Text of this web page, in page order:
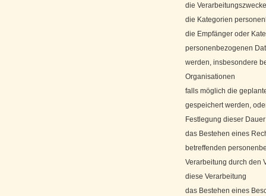
die Verarbeitungszwecke
die Kategorien
die Empfänger oder
personenbezogenen
werden, insbesondere
Organisationen
falls möglich die
gespeichert werden,
Festlegung dieser Dauer
das Bestehen eines
betreffenden
Verarbeitung durch den
diese Verarbeitung
das Bestehen eines